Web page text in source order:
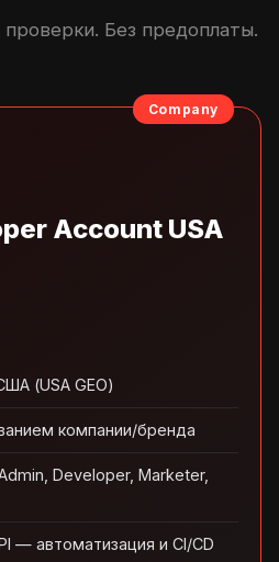
Без предоплаты.
Company
Account USA
(USA GEO)
компании/бренда
Developer, Marketer,
— автоматизация и CI/CD